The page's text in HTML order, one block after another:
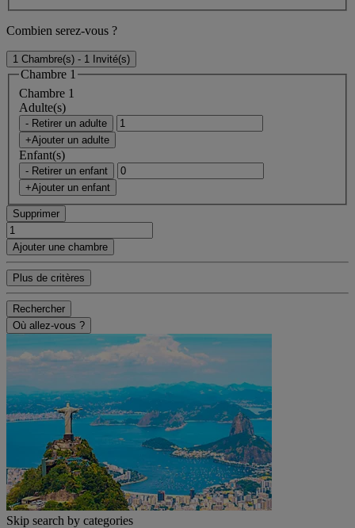
Combien serez-vous ?
1 Chambre(s) - 1 Invité(s)
Chambre 1
Chambre 1
Adulte(s)
- Retirer un adulte
+Ajouter un adulte
Enfant(s)
- Retirer un enfant
+Ajouter un enfant
Supprimer
Ajouter une chambre
Plus de critères
Rechercher
Où allez-vous ?
Skip search by categories